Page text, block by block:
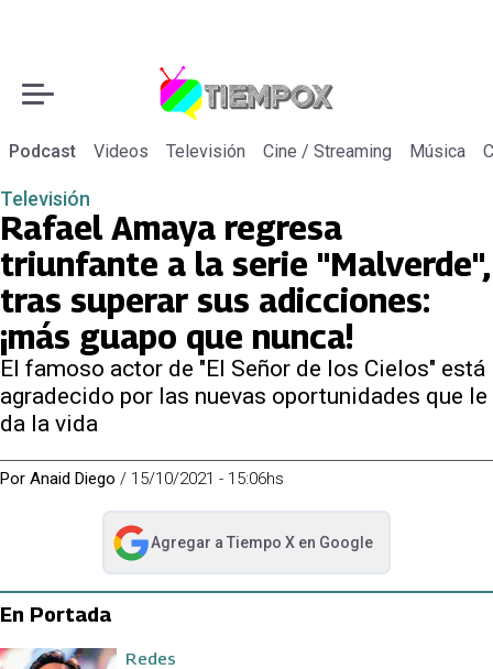
Podcast Videos Televisión Cine / Streaming Música
Televisión
Rafael Amaya regresa
triunfante a la serie "Malverde",
tras superar sus adicciones:
¡más guapo que nunca!
El famoso actor de "El Señor de los Cielos" está
agradecido por las nuevas oportunidades que le
da la vida
Por Anaid Diego / 15/10/2021 - 15:06hs
Agregar a Tiempo Xen Google
abre en nueva pestaña
En Portada
Redes